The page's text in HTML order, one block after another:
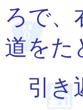
ろで、
道をた
引き